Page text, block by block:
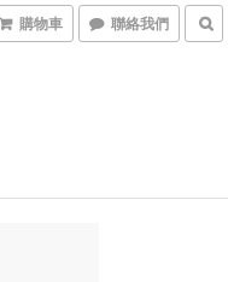
購物車 聯絡我們